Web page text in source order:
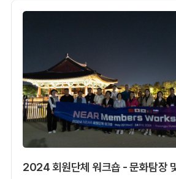
2024 회원단체 워크숍 - 문화탐장